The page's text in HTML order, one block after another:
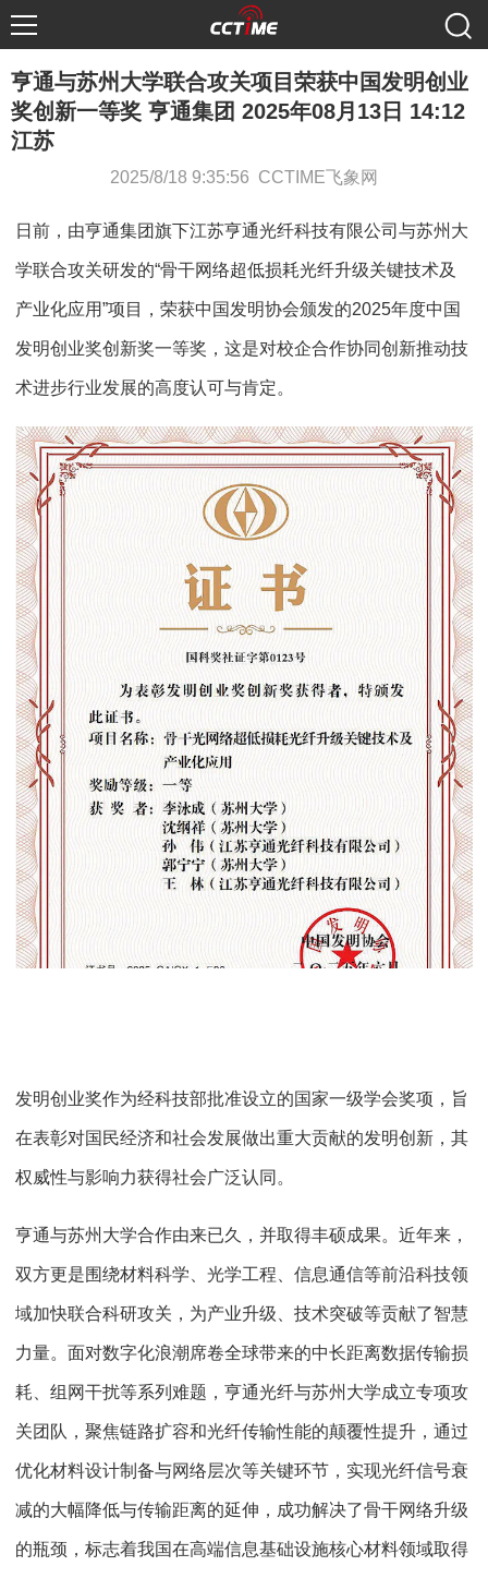
亨通与苏州大学联合攻关项目荣获中国发明创业
奖创新一等奖 亨通集团 2025年08月13日 14:12
江苏
2025/8/18 9:35:56 CCTIME飞象网
日前，由亨通集团旗下江苏亨通光纤科技有限公司与苏州大
学联合攻关研发的“骨干网络超低损耗光纤升级关键技术及
产业化应用”项目，荣获中国发明协会颁发的2025年度中国
发明创业奖创新奖一等奖，这是对校企合作协同创新推动技
术进步行业发展的高度认可与肯定。
发明创业奖作为经科技部批准设立的国家一级学会奖项，旨
在表彰对国民经济和社会发展做出重大贡献的发明创新，其
权威性与影响力获得社会广泛认同。
亨通与苏州大学合作由来已久，并取得丰硕成果。近年来，
双方更是围绕材料科学、光学工程、信息通信等前沿科技领
域加快联合科研攻关，为产业升级、技术突破等贡献了智慧
力量。面对数字化浪潮席卷全球带来的中长距离数据传输损
耗、组网干扰等系列难题，亨通光纤与苏州大学成立专项攻
关团队，聚焦链路扩容和光纤传输性能的颠覆性提升，通过
优化材料设计制备与网络层次等关键环节，实现光纤信号衰
减的大幅降低与传输距离的延伸，成功解决了骨干网络升级
的瓶颈，标志着我国在高端信息基础设施核心材料领域取得